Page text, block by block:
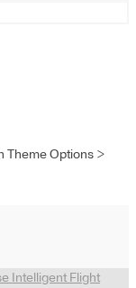
Theme Options >
Intelligent Flight